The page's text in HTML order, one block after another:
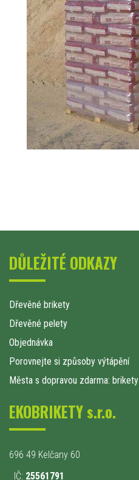
DŮLEŽITÉ ODKAZY
Dřevěné brikety
Dřevěné pelety
Objednávka
Porovnejte si způsoby výtápění
Města s dopravou zdarma: brikety
EKOBRIKETY s.r.o.
696 49 Kelčany 60
IČ: 25561791